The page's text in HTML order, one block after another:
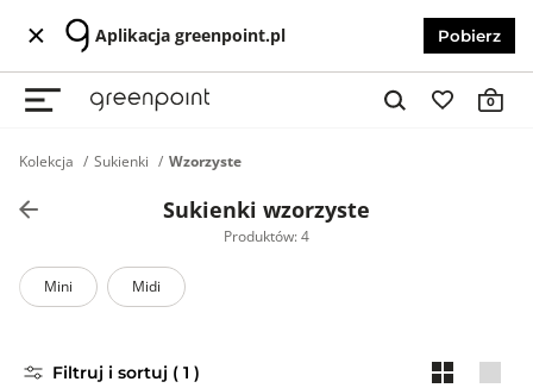
Aplikacja greenpoint.pl Pobierz
0
Kolekcja Sukienki Wzorzyste
Sukienki wzorzyste
Produktów: 4
Mini Midi
Filtruj i sortuj ( 1 )